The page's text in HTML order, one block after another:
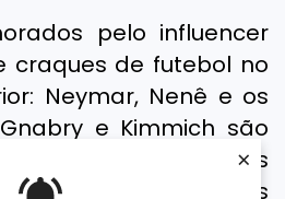
×
pelo influencer
craques de futebol no
Neymar, Nenê e os
e Kimmich são
do craque português
compartilhou vídeos